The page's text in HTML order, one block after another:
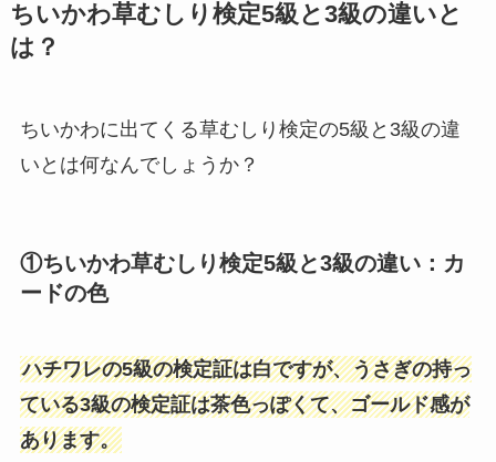
ちいかわ草むしり検定5級と3級の違いと
は？
ちいかわに出てくる草むしり検定の5級と3級の違
いとは何なんでしょうか？
①ちいかわ草むしり検定5級と3級の違い：カ
ードの色
ハチワレの5級の検定証は白ですが、うさぎの持っ
ている3級の検定証は茶色っぽくて、ゴールド感が
あります。